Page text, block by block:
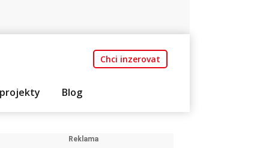
Chci inzerovat
Blog